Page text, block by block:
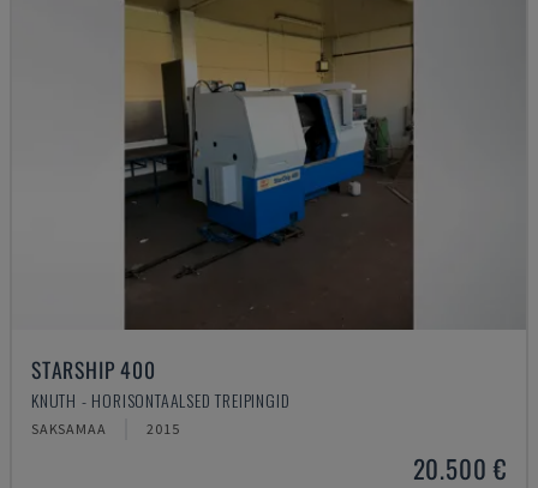
STARSHIP 400
KNUTH - HORISONTAALSED TREIPINGID
SAKSAMAA 2015
20.500 €